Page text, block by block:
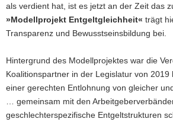
als verdient hat, ist es jetzt an der Zeit das
»Modellprojekt Entgeltgleichheit« trägt
Transparenz und Bewusstseinsbildung bei.
Hintergrund des Modellprojektes war die
Koalitionspartner in der Legislatur von 2019
einer gerechten Entlohnung von gleicher
… gemeinsam mit den
geschlechterspezifische Entgeltstrukturen